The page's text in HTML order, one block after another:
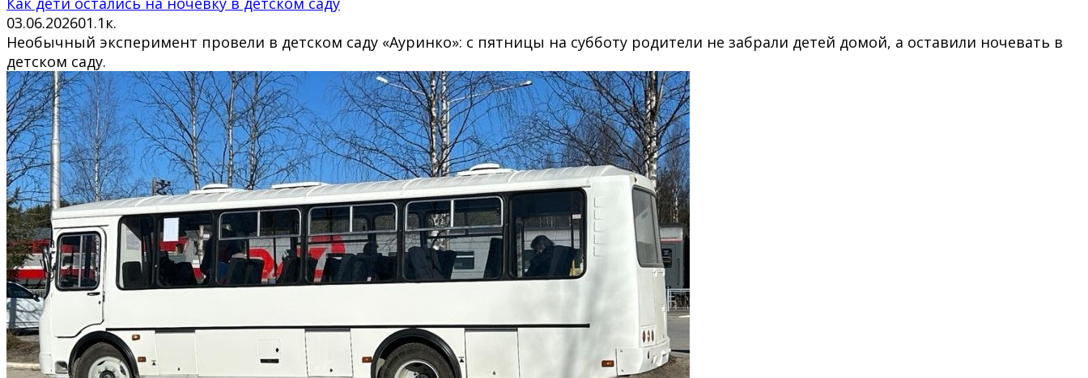
03.06.202601.1к.
Необычный эксперимент провели в детском саду «Ауринко»: с пятницы на субботу родители не забрали детей домой, а оставили ночевать в
детском саду.